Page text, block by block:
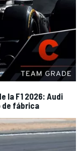
la F1 2026: Audi
de fábrica